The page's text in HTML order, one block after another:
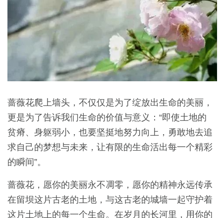
蔷薇花爬上墙头，不仅仅是为了绽放出生命的美丽，
更是为了告诉我们生命的价值与意义：“即使土地的
贫瘠、身躯弱小，也要坚挺地努力向上，勇敢地去追
求自己的梦想与未来，让有限的生命活出每一个精彩
的瞬间”。
蔷薇花，愿你的美丽永不凋零，愿你的精神永远传承
在留坝这片古老的土地，与这古老的城墙一起守护着
这片土地上的每一个生命。在岁月的长河里，用你的